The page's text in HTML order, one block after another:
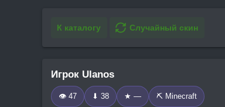
К каталогу Случайный скин
Игрок Ulanos
👁 47 ⬇ 38 ★ — ⛏️ Minecraft